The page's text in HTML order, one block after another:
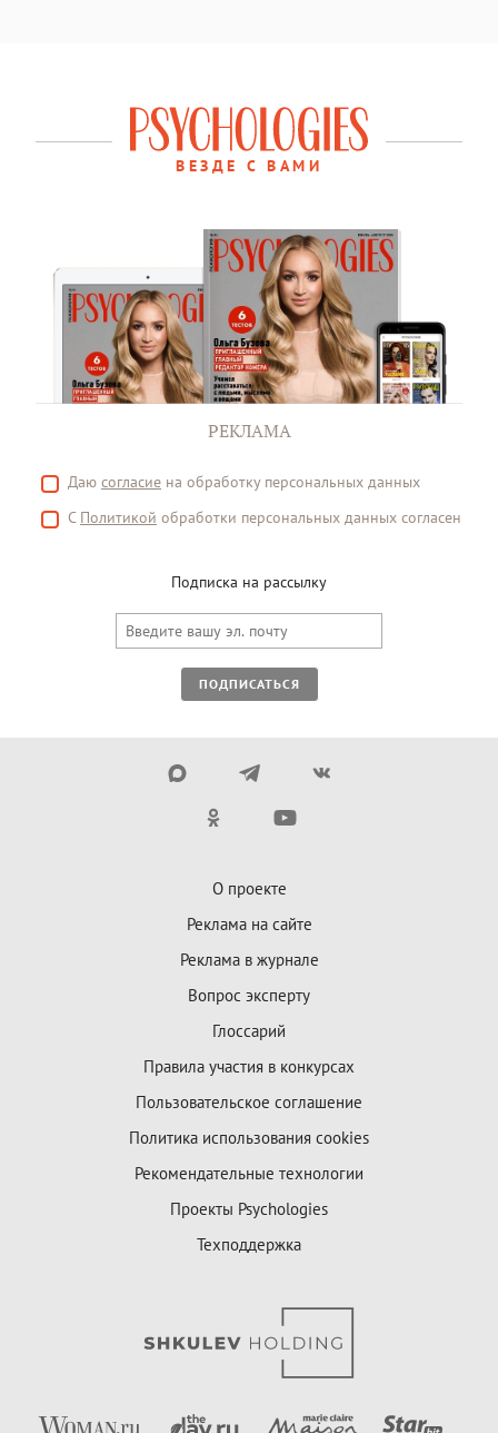
ВЕЗДЕ С ВАМИ
РЕКЛАМА
Даю согласие на обработку персональных данных
С Политикой обработки персональных данных согласен
Подписка на рассылку
ПОДПИСАТЬСЯ
О проекте
Реклама на сайте
Реклама в журнале
Вопрос эксперту
Глоссарий
Правила участия в конкурсах
Пользовательское соглашение
Политика использования cookies
Рекомендательные технологии
Проекты Psychologies
Техподдержка